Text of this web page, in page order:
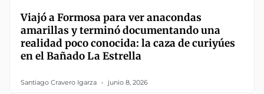
Viajó a Formosa para ver anacondas
amarillas y terminó documentando una
realidad poco conocida: la caza de curiyúes
en el Bañado La Estrella
Santiago Cravero Igarza junio 8, 2026